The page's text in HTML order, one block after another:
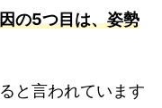
の5つ目は、姿勢
と言われています